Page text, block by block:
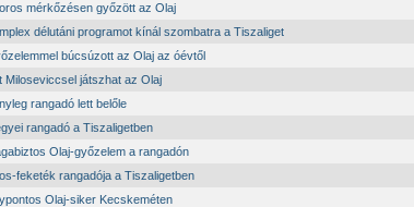
mérkőzésen győzött az Olaj
délutáni programot kínál szombatra a Tiszaliget
búcsúzott az Olaj az óévtől
Miloseviccsel játszhat az Olaj
rangadó lett belőle
rangadó a Tiszaligetben
Olaj-győzelem a rangadón
feketék rangadója a Tiszaligetben
Olaj-siker Kecskeméten